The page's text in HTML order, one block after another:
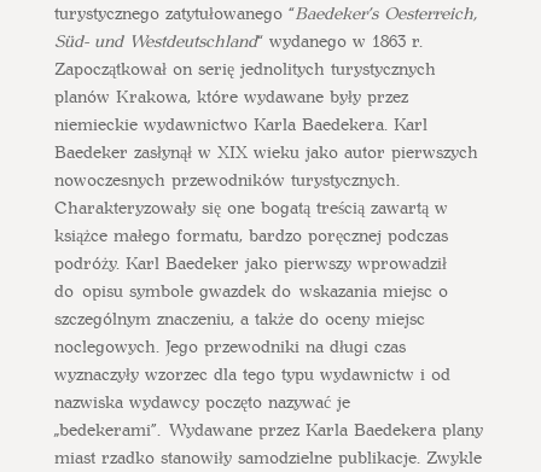
turystycznego zatytułowanego “Baedeker’s Oesterreich,
Süd- und Westdeutschland“ wydanego w 1863 r.
Zapoczątkował on serię jednolitych turystycznych
planów Krakowa, które wydawane były przez
niemieckie wydawnictwo Karla Baedekera. Karl
Baedeker zasłynął w XIX wieku jako autor pierwszych
nowoczesnych przewodników turystycznych.
Charakteryzowały się one bogatą treścią zawartą w
książce małego formatu, bardzo poręcznej podczas
podróży. Karl Baedeker jako pierwszy wprowadził
do opisu symbole gwazdek do wskazania miejsc o
szczególnym znaczeniu, a także do oceny miejsc
noclegowych. Jego przewodniki na długi czas
wyznaczyły wzorzec dla tego typu wydawnictw i od
nazwiska wydawcy poczęto nazywać je
„bedekerami”. Wydawane przez Karla Baedekera plany
miast rzadko stanowiły samodzielne publikacje. Zwykle